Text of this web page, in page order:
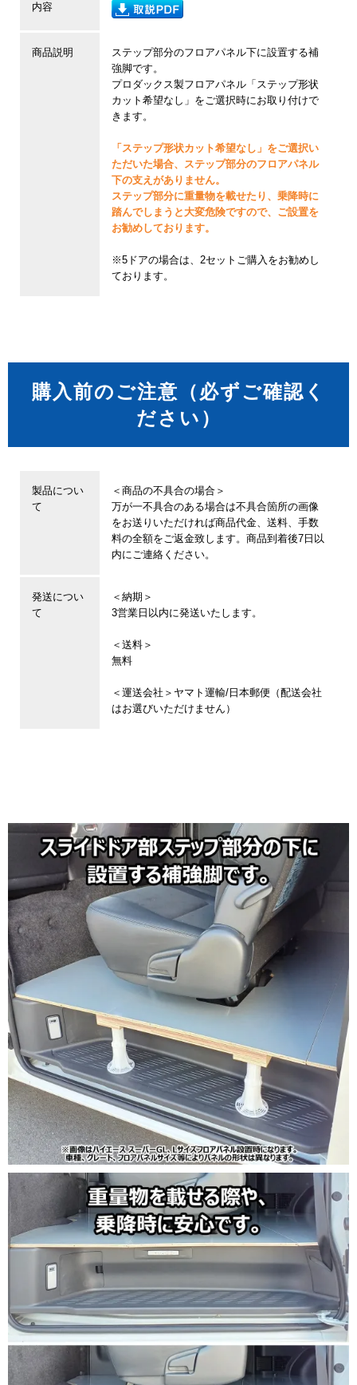
内容
商品説明
ステップ部分のフロアパネル下に設置する補
強脚です。
プロダックス製フロアパネル「ステップ形状
カット希望なし」をご選択時にお取り付けで
きます。
「ステップ形状カット希望なし」をご選択い
ただいた場合、ステップ部分のフロアパネル
下の支えがありません。
ステップ部分に重量物を載せたり、乗降時に
踏んでしまうと大変危険ですので、ご設置を
お勧めしております。
※5ドアの場合は、2セットご購入をお勧めし
ております。
購入前のご注意（必ずご確認く
ださい）
製品につい
て
＜商品の不具合の場合＞
万が一不具合のある場合は不具合箇所の画像
をお送りいただければ商品代金、送料、手数
料の全額をご返金致します。商品到着後7日以
内にご連絡ください。
発送につい
て
＜納期＞
3営業日以内に発送いたします。
＜送料＞
無料
＜運送会社＞ヤマト運輸/日本郵便（配送会社
はお選びいただけません）